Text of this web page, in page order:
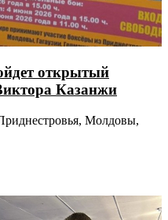
открытый
Казанжи
Молдовы,